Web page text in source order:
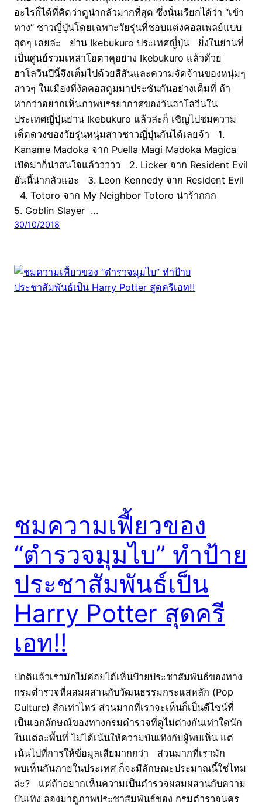
อะไรก็ได้ที่คิดว่าดูน่ากลัวมากที่สุด ซึ่งนั่นเรียกได้ว่า “เข้า
ทาง” ชาวญี่ปุ่นโดยเฉพาะวัยรุ่นที่ชอบแต่งคอสเพลย์แบบ
สุดๆ เลยล่ะ ย่าน Ikebukuro ประเทศญี่ปุ่น ยิ่งในย่านที่
เป็นศูนย์รวมเหล่าโอตาคุอย่าง Ikebukuro แล้วด้วย
ฮาโลวีนปีนี้จึงเต็มไปด้วยสีสันและความจัดจ้านของหนุ่มๆ
สาวๆ ในเมืองที่งัดคอสตูมมาประชันกันอย่างเต็มที่ ถ้า
หากว่าอยากเห็นภาพบรรยากาศของวันฮาโลวีนใน
ประเทศญี่ปุ่นย่าน Ikebukuro แล้วล่ะก็ เชิญไปชมความ
เด็ดดวงของวัยรุ่นหนุ่มสาวชาวญี่ปุ่นกันได้เลยจ้า 1.
Kaname Madoka จาก Puella Magi Madoka Magica
เปิดมาก็น่าสนใจแล้ววววว 2. Licker จาก Resident Evil
อันนี้น่ากลัวแฮะ 3. Leon Kennedy จาก Resident Evil
4. Totoro จาก My Neighbor Totoro น่าร้ากกก
5. Goblin Slayer …
30/10/2018
ชมความเฟี้ยวของ
“ตำรวจมุมไบ” ทำป้าย
ประชาสัมพันธ์เป็น
Harry Potter สุดครี
เอท!!
ปกติแล้วเรามักไม่ค่อยได้เห็นป้ายประชาสัมพันธ์ของทาง
กรมตำรวจที่ผสมผสานกับวัฒนธรรมกระแสหลัก (Pop
Culture) สักเท่าไหร่ ส่วนมากที่เราจะเห็นก็เป็นดีไซน์ที่
เป็นเอกลักษณ์ของทางกรมตำรวจที่ดูไม่ต่างกันเท่าใดนัก
ในแต่ละพื้นที่ ไม่ได้เน้นให้ความบันเทิงกับผู้พบเห็น แต่
เน้นไปที่การให้ข้อมูลเสียมากกว่า ส่วนมากที่เรามัก
พบเห็นกันภายในประเทศ ก็จะมีลักษณะประมาณนี้ใช่ไหม
ล่ะ? แต่ถ้าอยากเห็นความเป็นตำรวจผสมผสานกับความ
บันเทิง ลองมาดูภาพประชาสัมพันธ์ของ กรมตำรวจนคร